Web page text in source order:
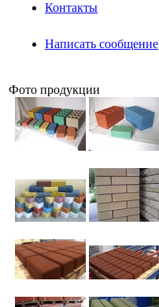
Контакты
Написать сообщение
Фото продукции